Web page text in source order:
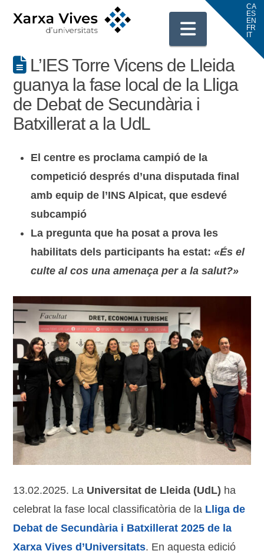
L’IES Torre Vicens de Lleida
guanya la fase local de la Lliga
de Debat de Secundària i
Batxillerat a la UdL
El centre es proclama campió de la
competició després d’una disputada final
amb equip de l’INS Alpicat, que esdevé
subcampió
La pregunta que ha posat a prova les
habilitats dels participants ha estat:«És el
culte al cos una amenaça per a la salut?»
13.02.2025. La Universitat de Lleida (UdL) ha
celebrat la fase local classificatòria de la Lliga de
Debat de Secundària i Batxillerat 2025 de la
Xarxa Vives d’Universitats. En aquesta edició